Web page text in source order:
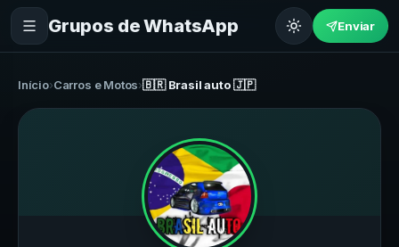
Grupos de WhatsApp Enviar
Início›Carros e Motos›🇧🇷 Brasil auto 🇯🇵